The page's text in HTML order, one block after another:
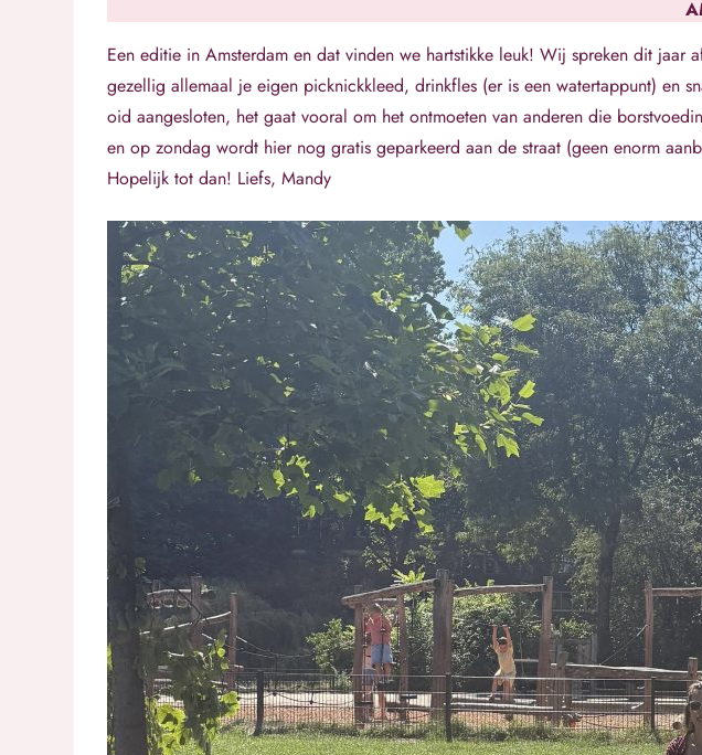
Een editie in Amsterdam en dat vinden we hartstikke leuk! Wij spreken dit jaar
gezellig allemaal je eigen picknickkleed, drinkfles (er is een watertappunt) en
oid aangesloten, het gaat vooral om het ontmoeten van anderen die
en op zondag wordt hier nog gratis geparkeerd aan de straat (geen enorm
Hopelijk tot dan! Liefs, Mandy